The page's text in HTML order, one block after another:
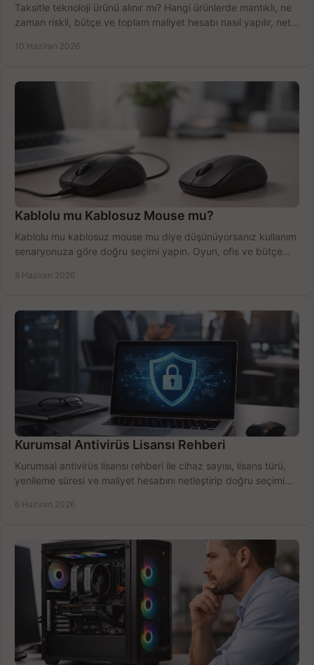
Taksitle teknoloji ürünü alınır mı? Hangi ürünlerde mantıklı, ne
zaman riskli, bütçe ve toplam maliyet hesabı nasıl yapılır, net
10 Haziran 2026
Kablolu mu Kablosuz Mouse mu?
Kablolu mu kablosuz mouse mu diye düşünüyorsanız kullanım
senaryonuza göre doğru seçimi yapın. Oyun, ofis ve bütçe
8 Haziran 2026
Kurumsal Antivirüs Lisansı Rehberi
Kurumsal antivirüs lisansı rehberi ile cihaz sayısı, lisans türü,
yenileme süresi ve maliyet hesabını netleştirip doğru seçimi
6 Haziran 2026